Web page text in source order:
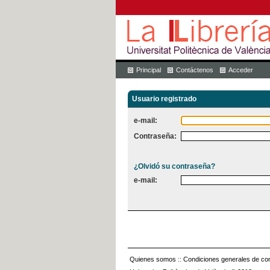
Principal Contáctenos Acceder
Usuario registrado
e-mail:
Contraseña:
¿Olvidó su contraseña?
e-mail:
Quienes somos :: Condiciones generales de